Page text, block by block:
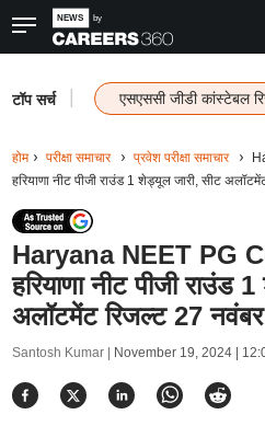
टॉप सर्च एसएससी जीडी कांस्टेबल
होम परीक्षा समाचार प्रवेश परीक्षा समाचार
हरियाणा नीट पीजी राउंड 1 शेड्यूल जारी, सीट
Haryana NEET PG
हरियाणा नीट पीजी राउंड
अलॉटमेंट रिजल्ट 27
Santosh Kumar | November 19, 2024 |